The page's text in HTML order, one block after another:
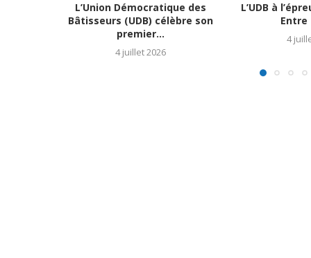
L’Union Démocratique des
Bâtisseurs (UDB) célèbre son
premier...
4 juillet 2026
L’UDB à
Entre
4